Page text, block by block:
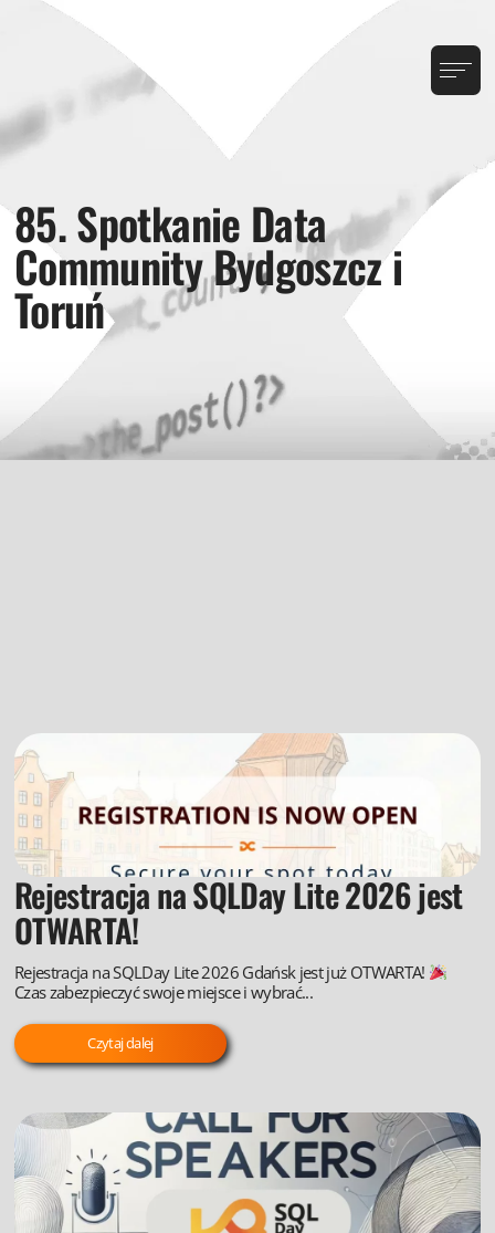
85. Spotkanie Data
Community Bydgoszcz i
Toruń
Rejestracja na SQLDay Lite 2026 jest
OTWARTA!
Rejestracja na SQLDay Lite 2026 Gdańsk jest już OTWARTA!
Czas zabezpieczyć swoje miejsce i wybrać...
Czytaj dalej